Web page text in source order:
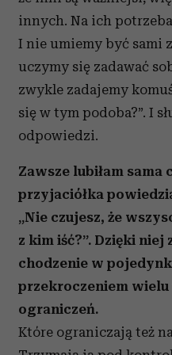
otrzymanymi od Ciebie
korzystania z ich usług.
innych. Na ich
I nie umiemy być sami
uczymy się zadawać
zwykle zadajemy
się w tym podoba?”. I
odpowiedzi.
Zawsze lubiłam sama
przyjaciółka
„Nie czujesz, że
z kim iść?”. Dzięki niej
chodzenie w
przekroczeniem
ograniczeń.
Które ograniczają też